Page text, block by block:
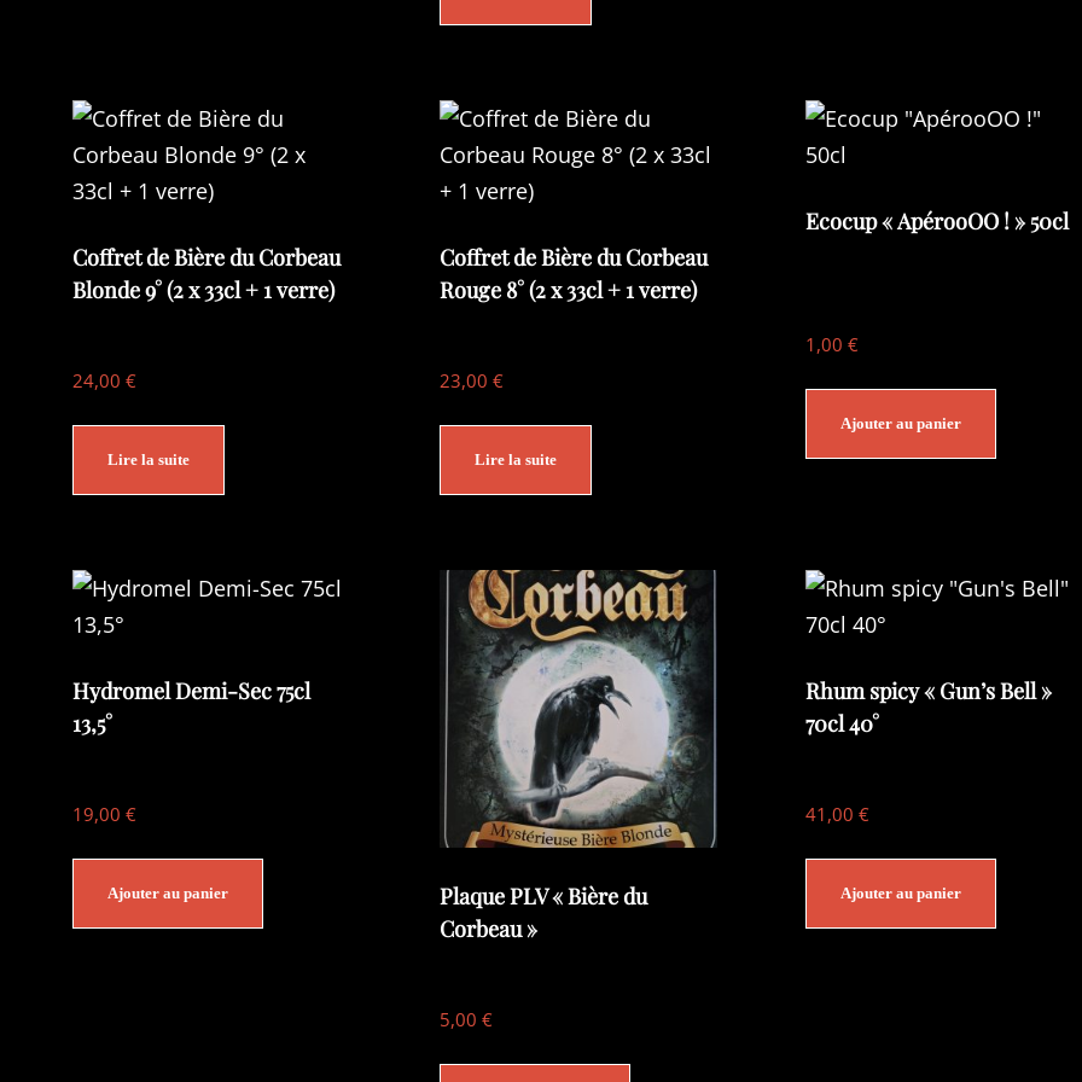
Coffret de Bière du Corbeau
Blonde 9° (2 x 33cl + 1 verre)
24,00 €
Lire la suite
Coffret de Bière du Corbeau
Rouge 8° (2 x 33cl + 1 verre)
23,00 €
Lire la suite
Ecocup « ApérooOO ! » 50cl
1,00€
Ajouter au panier
Hydromel Demi-Sec 75cl
13,5°
19,00 €
Ajouter au panier
Plaque PLV « Bière du
Corbeau »
5,00 €
Rhum spicy « Gun’s Bell »
70cl 40°
41,00€
Ajouter au panier